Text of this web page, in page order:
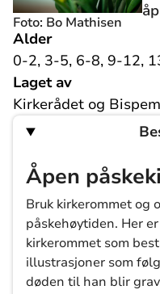
Foto: Bo Mathisen
Alder
0-2, 3-5, 6-8, 9-12,
Laget av
Kirkerådet og
Åpen
Bruk kirkerommet og
påskehøytiden. Her
kirkerommet som
illustrasjoner som
døden til han blir